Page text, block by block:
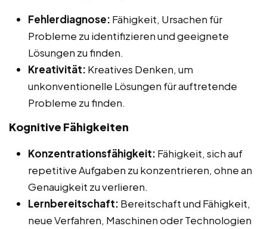
Fehlerdiagnose: Fähigkeit, Ursachen für
Probleme zu identifizieren und geeignete
Lösungen zu finden.
Kreativität: Kreatives Denken, um
unkonventionelle Lösungen für auftretende
Probleme zu finden.
Kognitive Fähigkeiten
Konzentrationsfähigkeit: Fähigkeit, sich auf
repetitive Aufgaben zu konzentrieren, ohne an
Genauigkeit zu verlieren.
Lernbereitschaft: Bereitschaft und Fähigkeit,
neue Verfahren, Maschinen oder Technologien